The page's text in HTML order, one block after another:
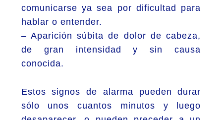
comunicarse ya sea por dificultad para
hablar o entender.
– Aparición súbita de dolor de cabeza,
de gran intensidad y sin causa
conocida.
Estos signos de alarma pueden durar
sólo unos cuantos minutos y luego